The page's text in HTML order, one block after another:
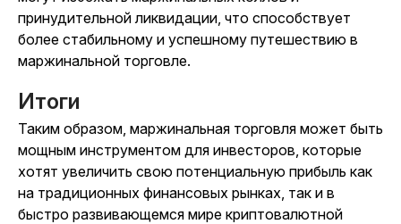
принудительной ликвидации, что способствует
более стабильному и успешному путешествию в
маржинальной торговле.
Итоги
Таким образом, маржинальная торговля может быть
мощным инструментом для инвесторов, которые
хотят увеличить свою потенциальную прибыль как
на традиционных финансовых рынках, так и в
быстро развивающемся мире криптовалютной